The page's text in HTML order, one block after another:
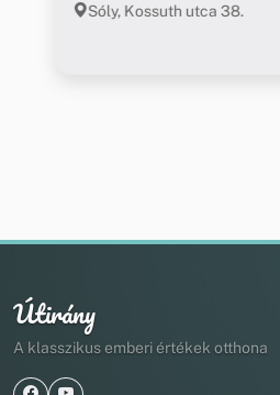
Sóly, Kossuth utca 38.
Útirány
A klasszikus emberi értékek otthona